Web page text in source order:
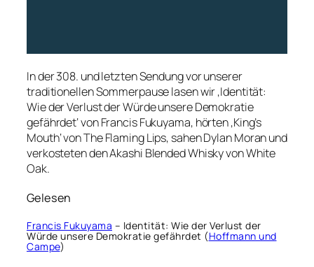
In der 308. und letzten Sendung vor unserer
traditionellen Sommerpause lasen wir ‚Identität:
Wie der Verlust der Würde unsere Demokratie
gefährdet‘ von Francis Fukuyama, hörten ‚King’s
Mouth‘ von The Flaming Lips, sahen Dylan Moran und
verkosteten den Akashi Blended Whisky von White
Oak.
Gelesen
Francis Fukuyama – Identität: Wie der Verlust der
Würde unsere Demokratie gefährdet (Hoffmann und
Campe)